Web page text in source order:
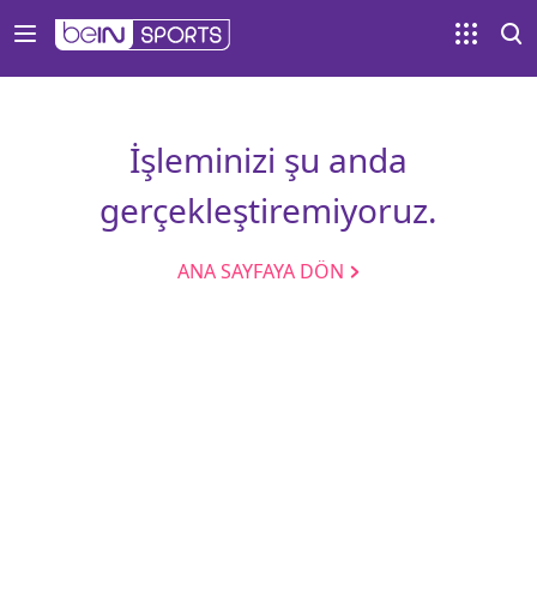
İşleminizi şu anda
gerçekleştiremiyoruz.
ANA SAYFAYA DÖN